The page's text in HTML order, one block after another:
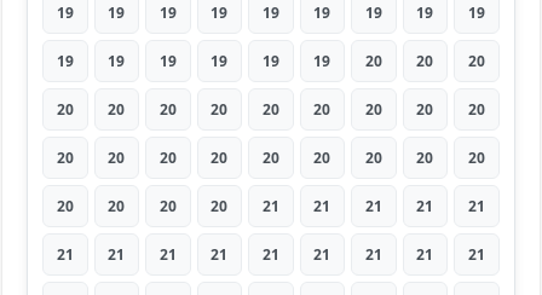
19 19 19 19 19 19 19 19 19
19 19 19 19 19 19 20 20 20
20 20 20 20 20 20 20 20 20
20 20 20 20 20 20 20 20 20
20 20 20 20 21 21 21 21 21
21 21 21 21 21 21 21 21 21